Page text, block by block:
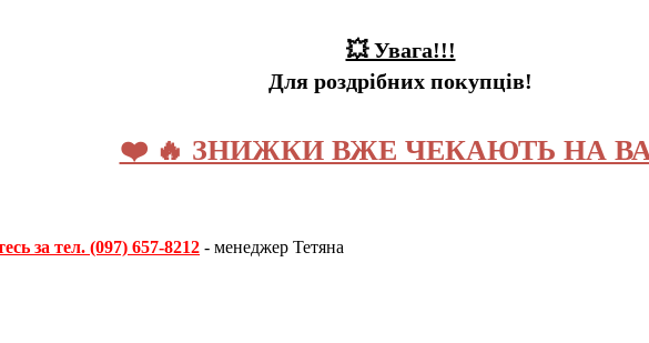
💥 Увага!!!
Для роздрібних покупців!
❤️ 🔥 ЗНИЖКИ ВЖЕ ЧЕКАЮТЬ НА
за тел. (097) 657-8212 - менеджер Тетяна